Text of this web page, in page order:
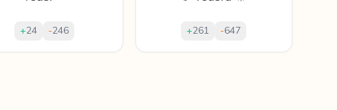
+24 -246 +261 -647